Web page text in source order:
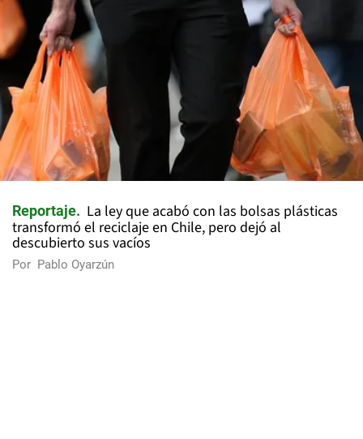
Reportaje
La ley que acabó con las bolsas plásticas
transformó el reciclaje en Chile, pero dejó al
descubierto sus vacíos
Por Pablo Oyarzún